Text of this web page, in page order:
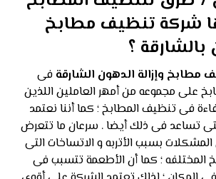
شركة تنظيف مطابخ
بالشارقة ؟
مطابخ وإزالة الدهون الشارقةفى
على مجموعه من أمهر العاملين اللذين
فى تنظيف المطابخ ؛ كما أننا نعتمد
تساعد فى ذلك أيضا . سرعان ما تتعرض
بسبب الأتربه و الاتساخات التى
المختلفه ؛ كما أن الأطعمة تتسبب فى